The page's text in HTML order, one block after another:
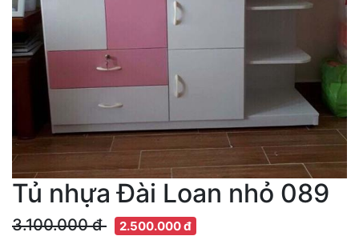
Tủ nhựa Đài Loan nhỏ 089
3.100.000 đ 2.500.000 đ